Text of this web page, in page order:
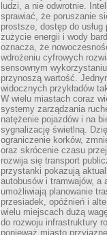
ludzi, a nie odwrotnie.
sprawiać, że poruszanie
prostsze, dostęp do
zużycie energii i wody
oznacza, że
wdrożeniu cyfrowych
sensownym
przynoszą wartość.
widocznych przykładów
W wielu miastach coraz
systemy zarządzania
natężenie pojazdów i na
sygnalizację świetlną.
ograniczenie korków,
oraz skrócenie czasu
rozwija się transport
przystanki pokazują
autobusów i tramwajów, a
umożliwiają planowanie
przesiadek, opóźnień i
wielu miejscach dużą
do rozwoju infrastruktury
ponieważ miasto